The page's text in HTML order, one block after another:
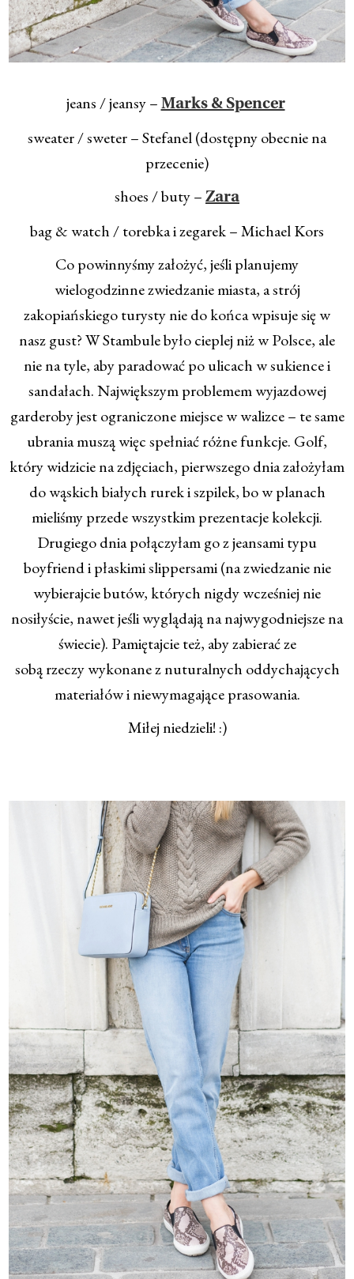
jeans / jeansy – Marks & Spencer
sweater / sweter – Stefanel (dostępny obecnie na
przecenie)
shoes / buty – Zara
bag & watch / torebka i zegarek – Michael Kors
Co powinnyśmy założyć, jeśli planujemy
wielogodzinne zwiedzanie miasta, a strój
zakopiańskiego turysty nie do końca wpisuje się w
nasz gust? W Stambule było cieplej niż w Polsce, ale
nie na tyle, aby paradować po ulicach w sukience i
sandałach.Największym problemem wyjazdowej
garderoby jest ograniczone miejsce w walizce – te same
ubrania muszą więc spełniać różne funkcje. Golf,
który widzicie na zdjęciach, pierwszego dnia założyłam
do wąskich białych rurek i szpilek, bo w planach
mieliśmy przede wszystkim prezentacje kolekcji.
Drugiego dnia połączyłam go z jeansami typu
boyfriend i płaskimi slippersami (na zwiedzanie nie
wybierajcie butów, których nigdy wcześniej nie
nosiłyście, nawet jeśli wyglądają na najwygodniejsze na
świecie). Pamiętajcie też, aby zabierać ze
sobąrzeczywykonane znuturalnych oddychających
materiałówi niewymagające prasowania.
Miłej niedzieli! :)